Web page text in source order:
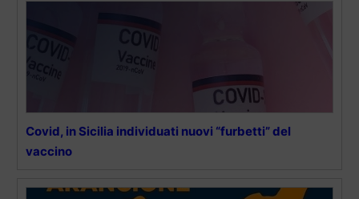
Covid, in Sicilia individuati nuovi “furbetti” del
vaccino